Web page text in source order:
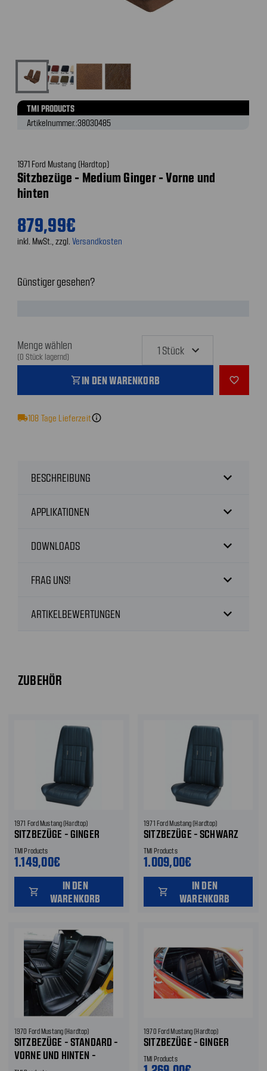
TMI PRODUCTS
Artikelnummer.:38030485
1971 Ford Mustang (Hardtop)
Sitzbezüge - Medium Ginger - Vorne und
hinten
879,99€
inkl. MwSt., zzgl. Versandkosten
Günstiger gesehen?
Menge wählen
(0 Stück lagernd)
shopping_cartIN DEN WARENKORB favorite_outline
local_shipping108 Tage Lieferzeitinfo
BESCHREIBUNG expand_more
APPLIKATIONEN expand_more
DOWNLOADS expand_more
FRAG UNS! expand_more
ARTIKELBEWERTUNGEN expand_more
ZUBEHÖR
1971 Ford Mustang (Hardtop)
SITZBEZÜGE - GINGER
TMI Products
1.149,00€
shopping_cart
IN DEN
WARENKORB
1971 Ford Mustang (Hardtop)
SITZBEZÜGE - SCHWARZ
TMI Products
1.009,00€
shopping_cart
IN DEN
WARENKORB
1970 Ford Mustang (Hardtop)
SITZBEZÜGE - STANDARD -
VORNE UND HINTEN -
SCHWARZ VORNE UND
1970 Ford Mustang (Hardtop)
SITZBEZÜGE - GINGER
TMI Products